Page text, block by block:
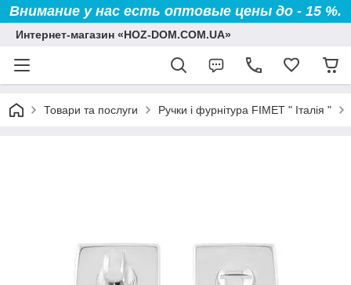
Внимание у нас есть оптовые цены до - 15 %.
Интернет-магазин «HOZ-DOM.COM.UA»
Товари та послуги Ручки і фурнітура FIMET " Італія "